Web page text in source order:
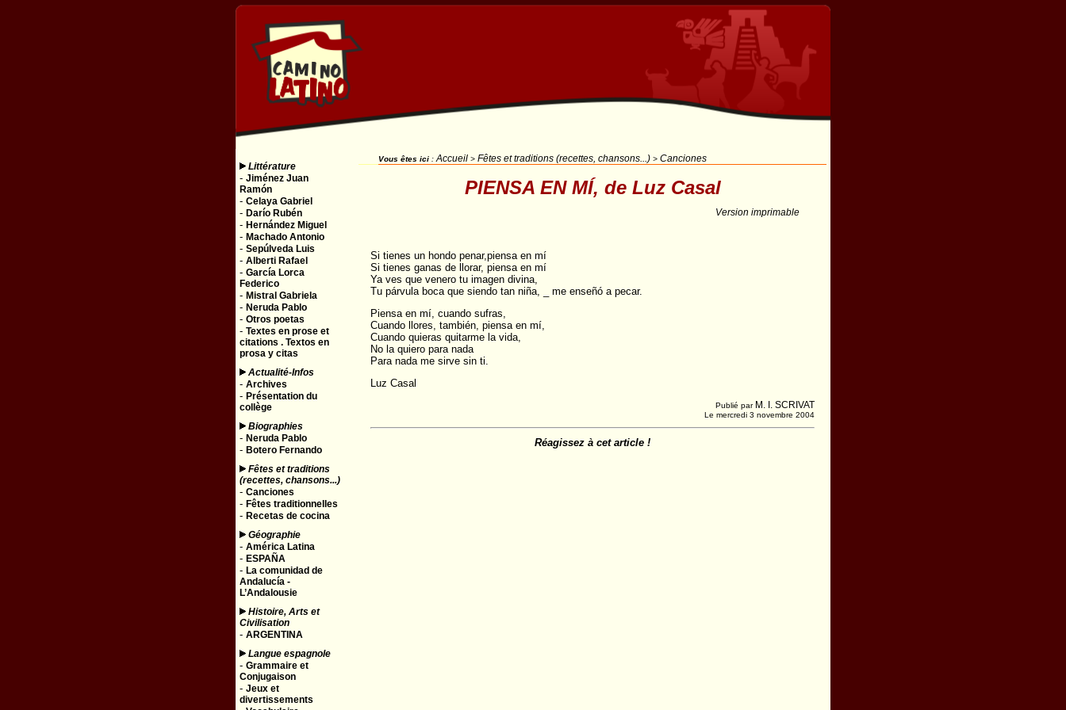
Littérature
- Jiménez Juan
Ramón
- Celaya Gabriel
- Darío Rubén
- Hernández Miguel
- Machado Antonio
- Sepúlveda Luis
- Alberti Rafael
- García Lorca
Federico
- Mistral Gabriela
- Neruda Pablo
- Otros poetas
- Textes en prose et
citations . Textos en
prosa y citas
Actualité-Infos
- Archives
- Présentation du
collège
Biographies
- Neruda Pablo
- Botero Fernando
Fêtes et traditions
(recettes, chansons...)
- Canciones
- Fêtes traditionnelles
- Recetas de cocina
Géographie
- América Latina
- ESPAÑA
- La comunidad de
Andalucía -
L’Andalousie
Histoire, Arts et
Civilisation
- ARGENTINA
Langue espagnole
- Grammaire et
Conjugaison
- Jeux et
divertissements
Vous êtes ici : Accueil > Fêtes et traditions (recettes, chansons...) > Canciones
PIENSA EN MÍ, de Luz Casal
Version imprimable
Si tienes un hondo penar,piensa en mí
Si tienes ganas de llorar, piensa en mí
Ya ves que venero tu imagen divina,
Tu párvula boca que siendo tan niña, _ me enseñó a pecar.
Piensa en mí, cuando sufras,
Cuando llores, también, piensa en mí,
Cuando quieras quitarme la vida,
No la quiero para nada
Para nada me sirve sin ti.
Luz Casal
Publié par M. I. SCRIVAT
Le mercredi 3 novembre 2004
Réagissez à cet article !